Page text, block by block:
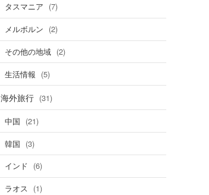
タスマニア (7)
メルボルン (2)
その他の地域 (2)
生活情報 (5)
海外旅行 (31)
中国 (21)
韓国 (3)
インド (6)
ラオス (1)